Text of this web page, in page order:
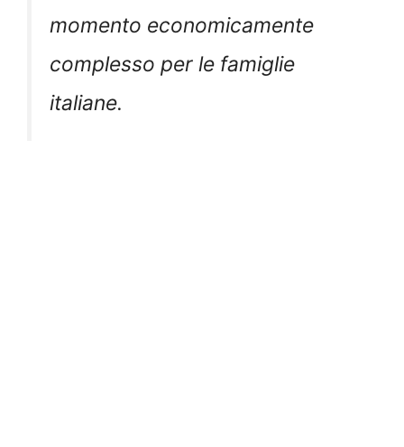
momento economicamente
complesso per le famiglie
italiane.